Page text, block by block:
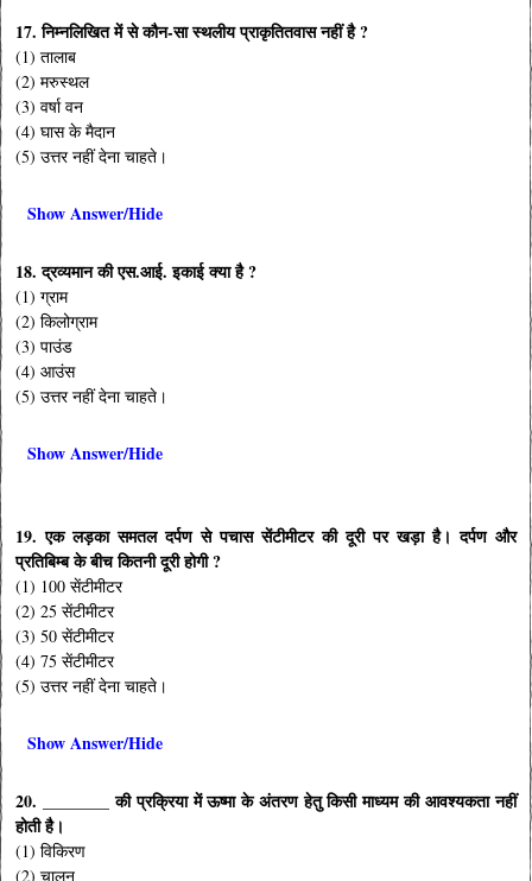
17. निम्नलिखित में से कौन-सा स्थलीय प्राकृतितवास नहीं है ?
(1) तालाब
(2) मरुस्थल
(3) वर्षा वन
(4) घास के मैदान
(5) उत्तर नहीं देना चाहते।
Show Answer/Hide
18. द्रव्यमान की एस.आई. इकाई क्या है ?
(1) ग्राम
(2) किलोग्राम
(3) पाउंड
(4) आउंस
(5) उत्तर नहीं देना चाहते।
Show Answer/Hide
19. एक लड़का समतल दर्पण से पचास सेंटीमीटर की दूरी पर खड़ा है। दर्पण और
प्रतिबिम्ब के बीच कितनी दूरी होगी ?
(1) 100 सेंटीमीटर
(2) 25 सेंटीमीटर
(3) 50 सेंटीमीटर
(4) 75 सेंटीमीटर
(5) उत्तर नहीं देना चाहते।
Show Answer/Hide
20. ________ की प्रक्रिया में ऊष्मा के अंतरण हेतु किसी माध्यम की आवश्यकता नहीं
होती है।
(1) विकिरण
(2) चालन